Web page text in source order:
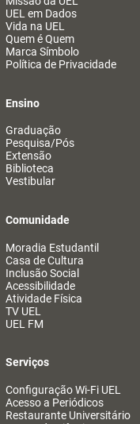
UEL em Dados
Vida na UEL
Quem é Quem
Marca Símbolo
Política de Privacidade
Ensino
Graduação
Pesquisa/Pós
Extensão
Biblioteca
Vestibular
Comunidade
Moradia Estudantil
Casa de Cultura
Inclusão Social
Acessibilidade
Atividade Física
TV UEL
UEL FM
Serviços
Configuração Wi-Fi UEL
Acesso a Periódicos
Restaurante Universitário